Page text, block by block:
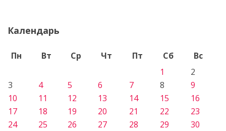
Календарь
Пн Вт Ср Чт Пт Сб
Вс
1
2
3
4 5 6 7 8
9
10
11 12 13 14 15
16
17
18 19 20 21 22
23
24
25 26 27 28 29 30